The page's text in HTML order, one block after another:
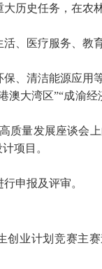
历史任务，在
、医疗服务、教
、清洁能源应用
大湾区”“成渝
质量发展座谈会
项目。
申报及评审。
创业计划竞赛主